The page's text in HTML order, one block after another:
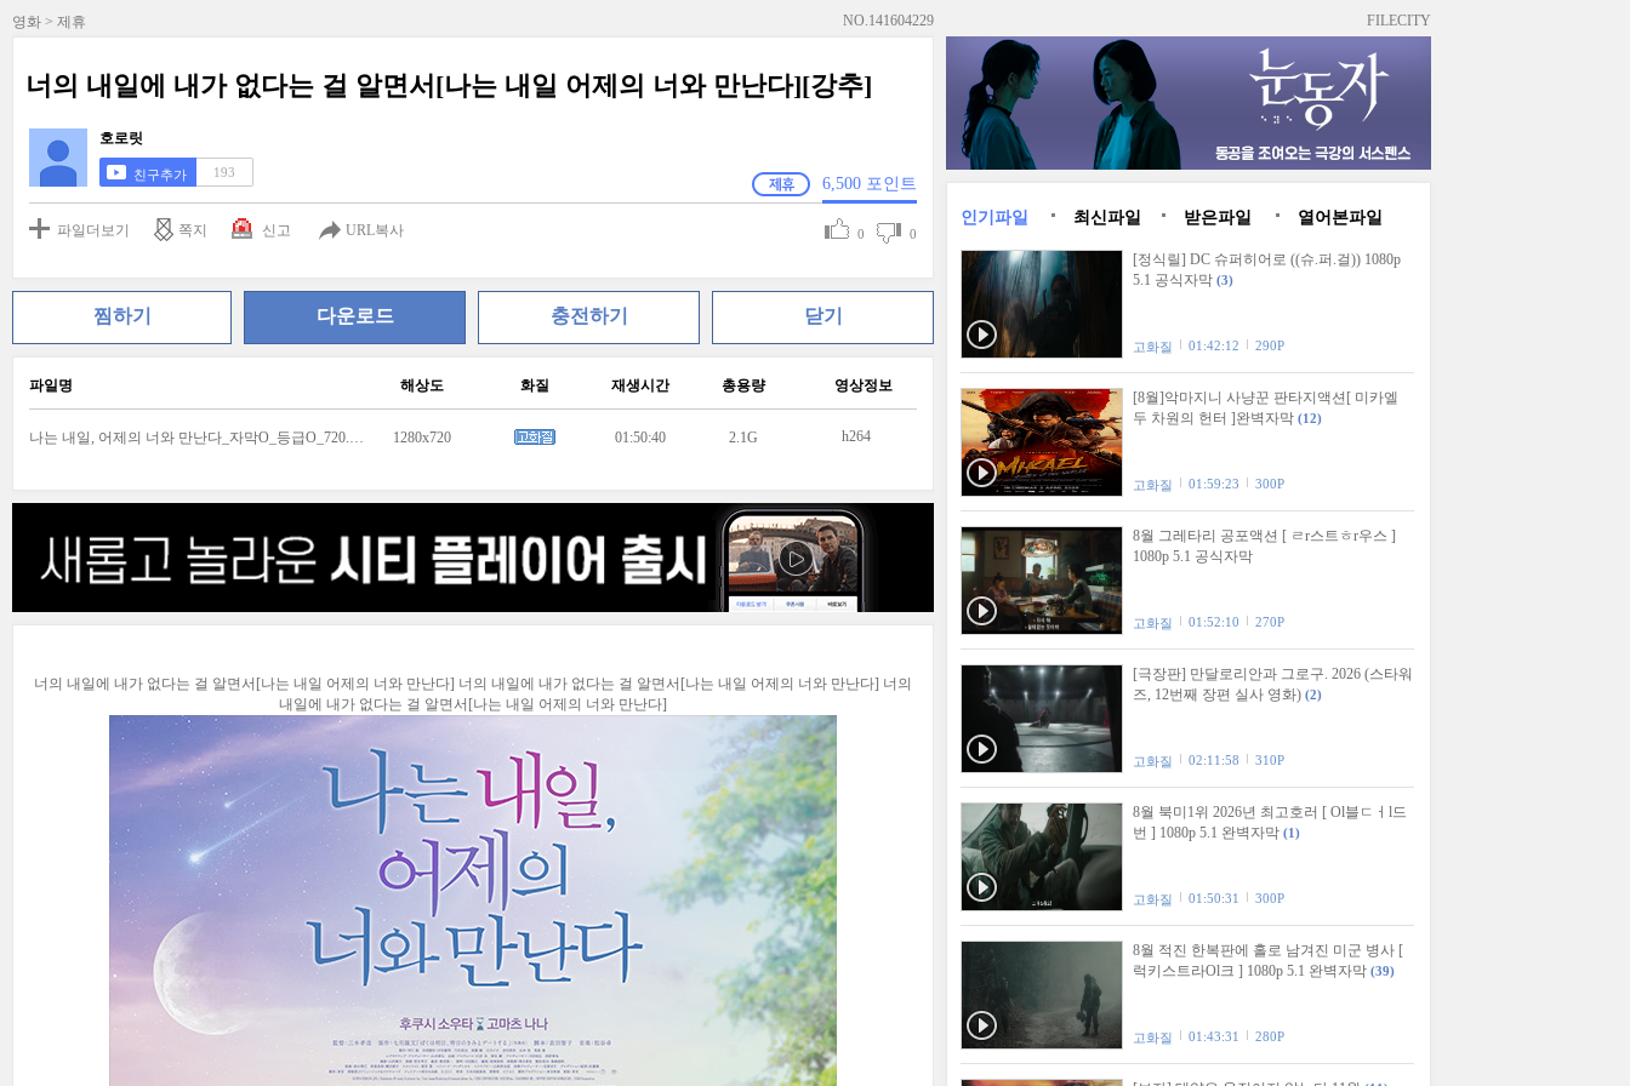
영화 > 제휴 NO.141604229
너의 내일에 내가 없다는 걸 알면서[나는 내일 어제의 너와 만난다][강추]
호로릿
친구추가 193
6,500 포인트
파일더보기 쪽지 신고 URL복사 0 0
찜하기 다운로드 충전하기 닫기
파일명 해상도 화질 재생시간 총용량 영상정보
나는 내일, 어제의 너와 만난다_자막O_등급O_720.mp4 1280x720 01:50:40 2.1G h264
너의 내일에 내가 없다는 걸 알면서[나는 내일 어제의 너와 만난다] 너의 내일에 내가 없다는 걸 알면서[나는 내일 어제의 너와 만난다] 너의
내일에 내가 없다는 걸 알면서[나는 내일 어제의 너와 만난다]
FILECITY
인기파일 최신파일 받은파일 열어본파일
[정식릴] DC 슈퍼히어로 ((슈.퍼.걸)) 1080p
5.1 공식자막 (3)
고화질 01:42:12 290P
[8월]악마지니 사냥꾼 판타지액션[ 미카엘
두 차원의 헌터 ]완벽자막 (12)
고화질 01:59:23 300P
8월 그레타리 공포액션 [ ㄹr스트ㅎr우스 ]
1080p 5.1 공식자막
고화질 01:52:10 270P
[극장판] 만달로리안과 그로구. 2026 (스타워
즈, 12번째 장편 실사 영화) (2)
고화질 02:11:58 310P
8월 북미1위 2026년 최고호러 [ Ol블ㄷㅓl드
번 ] 1080p 5.1 완벽자막 (1)
고화질 01:50:31 300P
8월 적진 한복판에 홀로 남겨진 미군 병사 [
럭키스트라Ol크 ] 1080p 5.1 완벽자막 (39)
고화질 01:43:31 280P